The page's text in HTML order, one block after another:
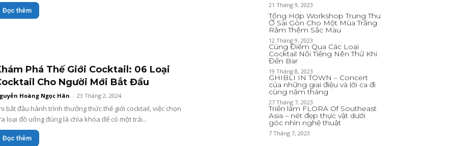
Đọc thêm
Phá Thế Giới Cocktail: 06 Loại
Cho Người Mới Bắt Đầu
Hoàng Ngọc Hân - 23 Tháng 2, 2024
bắt đầu hành trình thưởng thức thế giới cocktail, việc chọn
loại đồ uống đúng là chìa khóa để có một trải...
Đọc thêm
21 Tháng 9, 2023
Tổng Hợp Workshop Trung Thu
Ở Sài Gòn Cho Một Mùa Trăng
Rằm Thêm Sắc Màu
12 Tháng 9, 2023
Cùng Điểm Qua Các Loại
Cocktail Nổi Tiếng Nên Thử Khi
Đến Bar
19 Tháng 8, 2023
GHIBLI IN TOWN – Concert
của những giai điệu và lời ca đi
cùng năm tháng
27 Tháng 7, 2023
Triển lãm FLORA Of Southeast
Asia – nét đẹp thực vật dưới
góc nhìn nghệ thuật
7 Tháng 7, 2023